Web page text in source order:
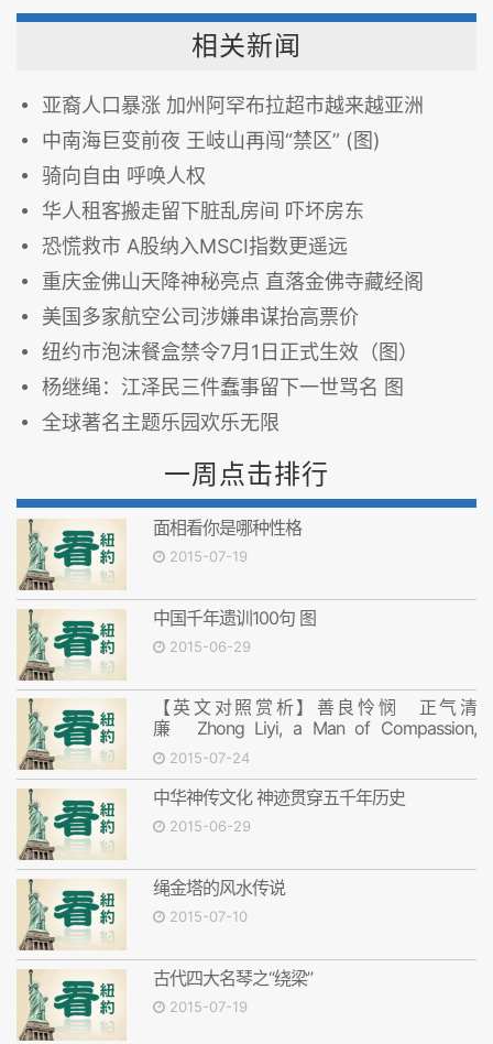
相关新闻
亚裔人口暴涨 加州阿罕布拉超市越来越亚洲
中南海巨变前夜 王岐山再闯“禁区” (图)
骑向自由 呼唤人权
华人租客搬走留下脏乱房间 吓坏房东
恐慌救市 A股纳入MSCI指数更遥远
重庆金佛山天降神秘亮点 直落金佛寺藏经阁
美国多家航空公司涉嫌串谋抬高票价
纽约市泡沫餐盒禁令7月1日正式生效（图）
杨继绳：江泽民三件蠢事留下一世骂名 图
全球著名主题乐园欢乐无限
一周点击排行
面相看你是哪种性格
2015-07-19
中国千年遗训100句 图
2015-06-29
【英文对照赏析】善良怜悯 正气清
廉 Zhong Liyi, a Man of Compassion,
Honesty and Righteousness
2015-07-24
中华神传文化 神迹贯穿五千年历史
2015-06-29
绳金塔的风水传说
2015-07-10
古代四大名琴之“绕梁”
2015-07-19